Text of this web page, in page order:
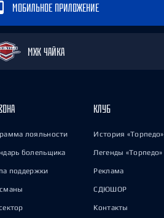
МОБИЛЬНОЕ ПРИЛОЖЕНИЕ
МХК ЧАЙКА
лояльности
болельщика
поддержки
КЛУБ
История «Торпедо»
Легенды «Торпедо»
Реклама
СДЮШОР
Контакты